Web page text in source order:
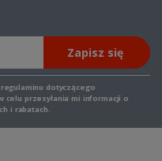
Zapisz się
dotyczącego
celu przesyłania mi informacji o
i rabatach.